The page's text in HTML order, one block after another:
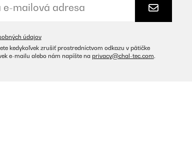
sono robusti e facili da lavare (non ho la
údajov
kedykoľvek zrušiť prostredníctvom odkazu v pätičke
e-mailu alebo nám napíšte na privacy@chal-tec.com.